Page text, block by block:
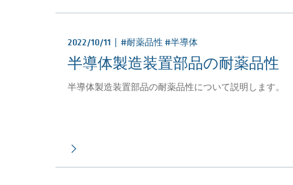
2022/10/11 | #耐薬品性 #半導体
半導体製造装置部品の耐薬品性
半導体製造装置部品の耐薬品性について説明します。